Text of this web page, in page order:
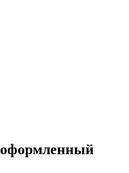
оформленный